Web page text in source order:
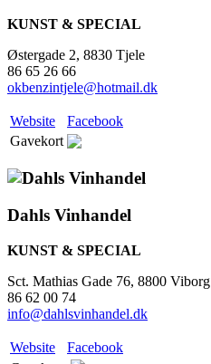
KUNST & SPECIAL
Østergade 2, 8830 Tjele
86 65 26 66
okbenzintjele@hotmail.dk
Website
Facebook
Gavekort
Dahls Vinhandel
KUNST & SPECIAL
Sct. Mathias Gade 76, 8800 Viborg
86 62 00 74
info@dahlsvinhandel.dk
Website
Facebook